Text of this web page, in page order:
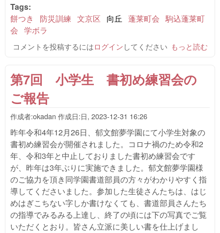
Tags:
餅つき
防災訓練 文京区 向丘 蓬莱町会 駒込蓬莱町
会 学ボラ
令和
会・防災訓練
のご報告 につ
もっと読む
コメントを投稿するにはログインしてください
第7回 小学生 書初め練習会の
ご報告
作成者:okadan 作成日:日, 2023-12-31 16:26
昨年令和4年12月26日、郁文館夢学園にて小学生対象の
書初め練習会が開催されました。コロナ禍のため令和2
年、令和3年と中止しておりました書初め練習会です
が、昨年は3年ぶりに実施できました。郁文館夢学園様
のご協力を頂き同学園書道部員の方々がわかりやすく指
導してくださいました。参加した生徒さんたちは、はじ
めはぎこちない字しか書けなくても、書道部員さんたち
の指導でみるみる上達し、終了の頃には下の写真でご覧
いただくとおり。皆さん立派に美しい書を仕上げまし